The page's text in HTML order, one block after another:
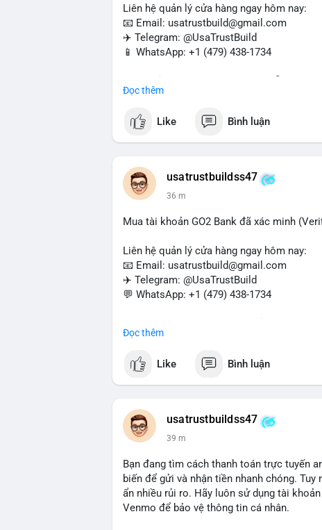
Liên hệ quản lý cửa hàng ngay hôm nay:
📧 Email: usatrustbuild@gmail.com
✈️ Telegram: @UsaTrustBuild
📱 WhatsApp: +1 (479) 438-1734
thanh toán trực tuyến, nhận tiền và chuyển
#buyverifiedwebmoneyaccounts
#sendmoney #trustbuild
Đọc thêm
Like Bình luận
usatrustbuildss47
36 m
Mua tài khoản GO2 Bank đã xác minh
Liên hệ quản lý cửa hàng ngay hôm nay:
📧 Email: usatrustbuild@gmail.com
✈️ Telegram: @UsaTrustBuild
💬 WhatsApp: +1 (479) 438-1734
và thanh toán USDT.
#buyverifiedgo2bankaccounts #marketing
#sendmoney #mobiledeposit #pay #usdt
Đọc thêm
Like Bình luận
usatrustbuildss47
39 m
Bạn đang tìm cách thanh toán trực tuyến
biến để gửi và nhận tiền nhanh chóng.
ẩn nhiều rủi ro. Hãy luôn sử dụng tài
Venmo để bảo vệ thông tin cá nhân.